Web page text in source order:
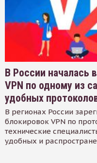
В России началась
VPN по одному из
удобных
В регионах России
блокировок VPN по
технические
удобных и